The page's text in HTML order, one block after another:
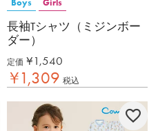
長袖Tシャツ（ミジンボー
ダー）
定価 ¥ 1,540
¥1,309 税込